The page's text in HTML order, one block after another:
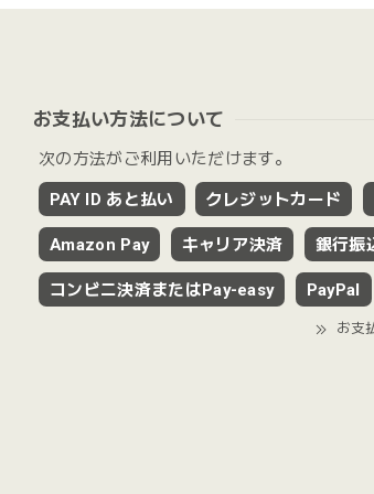
お支払い方法について
次の方法がご利用いただけます。
PAY ID あと払い クレジットカード
Amazon Pay キャリア決済 銀行振
コンビニ決済またはPay-easy PayPal
お支